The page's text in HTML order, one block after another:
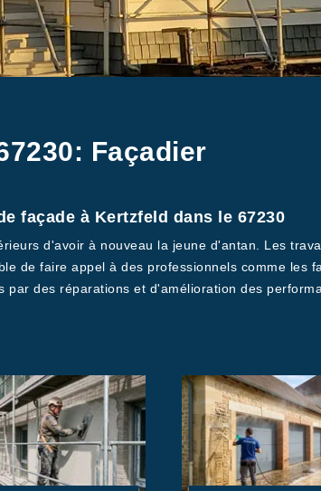
Façadier
façade à Kertzfeld dans le 67230
d'avoir à nouveau la jeune d'antan. Les
de faire appel à des professionnels comme les
par des réparations et d'amélioration des